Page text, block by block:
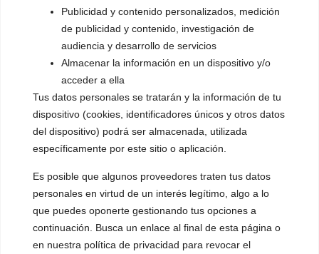
Publicidad y contenido personalizados, medición
de publicidad y contenido, investigación de
audiencia y desarrollo de servicios
Almacenar la información en un dispositivo y/o
acceder a ella
Tus datos personales se tratarán y la información de tu
dispositivo (cookies, identificadores únicos y otros datos
del dispositivo) podrá ser almacenada, utilizada
específicamente por este sitio o aplicación.
Es posible que algunos proveedores traten tus datos
personales en virtud de un interés legítimo, algo a lo
que puedes oponerte gestionando tus opciones a
continuación. Busca un enlace al final de esta página o
en nuestra política de privacidad para revocar el
OTRAS SESIONES
▪️ Caracterización de la voz
▪️ Voz virilizada por esteroides
▪️ Modificación del acento
🟥 CIRUGÍA: Glotoplastia
CONTACTO Y CITAS
✅Pide tu CITA ONLINE